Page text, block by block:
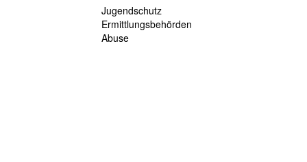
Jugendschutz
Ermittlungsbehörden
Abuse